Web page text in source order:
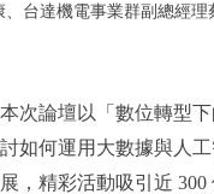
台達機電事業群副總經
次論壇以「數位轉型
如何運用大數據與人
精彩活動吸引近 300